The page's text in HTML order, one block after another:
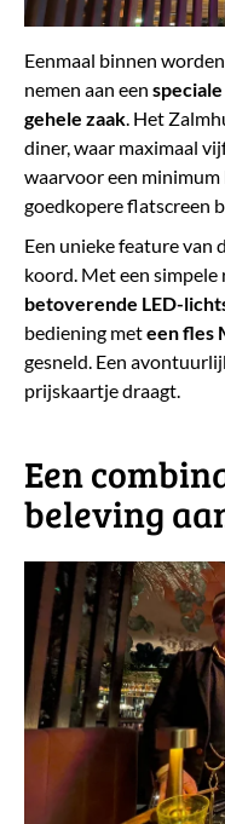
Eenmaal binnen
nemen aan een
gehele zaak. Het
diner, waar maximaal
waarvoor een minimum
goedkopere flatscreen
Een unieke feature van
koord. Met een
betoverende LED-
bediening meteen fles
gesneld. Een
prijskaartje draagt.
​Een
beleving